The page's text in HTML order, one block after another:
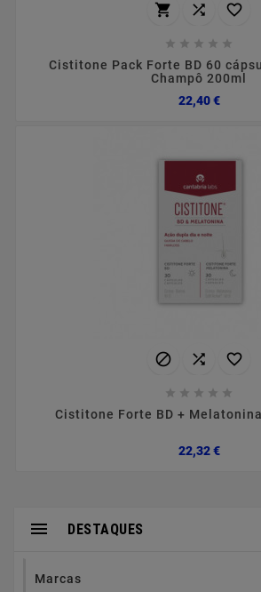
  
    
Cistitone Pack Forte BD 60
Champô 200ml
22,40 €Preço
  
    
Cistitone Forte BD +
22,32 €Preço
DESTAQUES

Marcas